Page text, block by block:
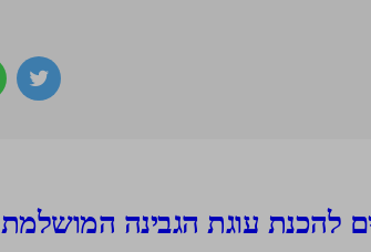
להכנת עוגת הגבינה המושלמת